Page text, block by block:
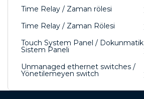
Time Relay / Zaman rölesi
Time Relay / Zaman Rölesi
Touch System Panel / Dokunmatik
Sistem Paneli
Unmanaged ethernet switches /
Yönetilemeyen switch